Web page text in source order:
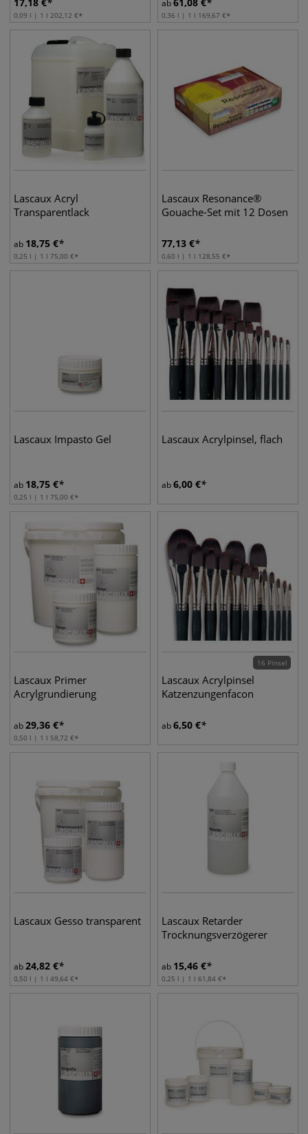
0,09 l | 1 l 202,12 €
ab
0,36 l | 1 l 169,67 €
Lascaux Acryl
Transparentlack
ab 18,75 €
0,25 l | 1 l 75,00 €
Lascaux Resonance®
Gouache-Set mit 12 Dosen
77,13 €
0,60 l | 1 l 128,55 €
Lascaux Impasto Gel
ab 18,75 €
0,25 l | 1 l 75,00 €
Lascaux Acrylpinsel, flach
ab6,00 €
Lascaux Primer
Acrylgrundierung
ab29,36 €
0,50 l | 1 l 58,72 €
16 Pinsel
Lascaux Acrylpinsel
Katzenzungenfacon
ab6,50 €
Lascaux Gesso transparent
ab24,82 €
0,50 l | 1 l 49,64 €
Lascaux Retarder
Trocknungsverzögerer
ab 15,46 €
0,25 l | 1 l 61,84 €